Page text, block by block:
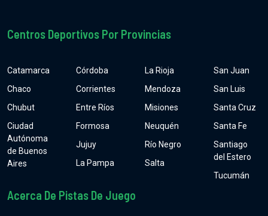
Centros Deportivos Por Provincias
Catamarca
Chaco
Chubut
Ciudad
Autónoma
de Buenos
Aires
Córdoba
Corrientes
Entre Ríos
Formosa
Jujuy
La Pampa
La Rioja
Mendoza
Misiones
Neuquén
Río Negro
Salta
San Juan
San Luis
Santa Cruz
Santa Fe
Santiago
del Estero
Tucumán
Acerca De Pistas De Juego